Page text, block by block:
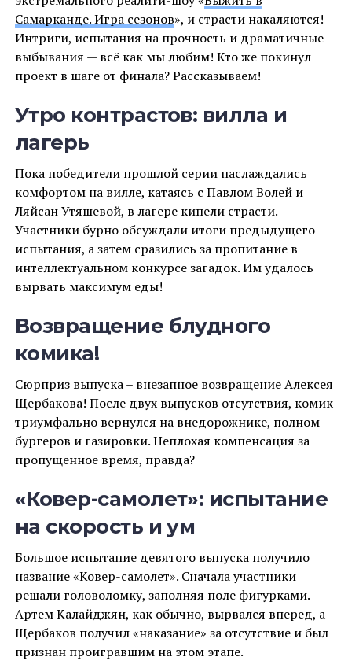
Самарканде. Игра сезонов», и страсти накаляются!
Интриги, испытания на прочность и драматичные
выбывания — всё как мы любим! Кто же покинул
проект в шаге от финала? Рассказываем!
Утро контрастов: вилла и
лагерь
Пока победители прошлой серии наслаждались
комфортом на вилле, катаясь с Павлом Волей и
Ляйсан Утяшевой, в лагере кипели страсти.
Участники бурно обсуждали итоги предыдущего
испытания, а затем сразились за пропитание в
интеллектуальном конкурсе загадок. Им удалось
вырвать максимум еды!
Возвращение блудного
комика!
Сюрприз выпуска – внезапное возвращение Алексея
Щербакова! После двух выпусков отсутствия, комик
триумфально вернулся на внедорожнике, полном
бургеров и газировки. Неплохая компенсация за
пропущенное время, правда?
«Ковер-самолет»: испытание
на скорость и ум
Большое испытание девятого выпуска получило
название «Ковер-самолет». Сначала участники
решали головоломку, заполняя поле фигурками.
Артем Калайджян, как обычно, вырвался вперед, а
Щербаков получил «наказание» за отсутствие и был
признан проигравшим на этом этапе.